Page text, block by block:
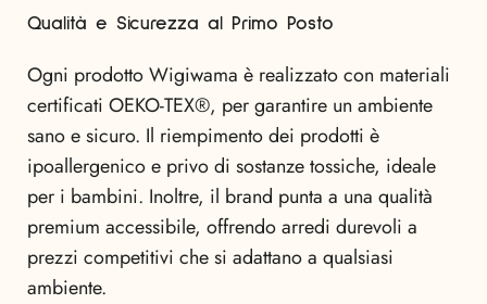
Qualità e Sicurezza al Primo Posto
Ogni prodotto Wigiwama è realizzato con materiali
certificati OEKO-TEX®, per garantire un ambiente
sano e sicuro. Il riempimento dei prodotti è
ipoallergenico e privo di sostanze tossiche, ideale
per i bambini. Inoltre, il brand punta a una qualità
premium accessibile, offrendo arredi durevoli a
prezzi competitivi che si adattano a qualsiasi
ambiente.